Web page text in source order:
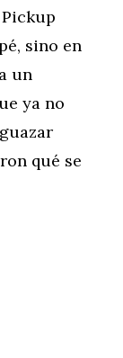
sino en
un
ya no
qué se